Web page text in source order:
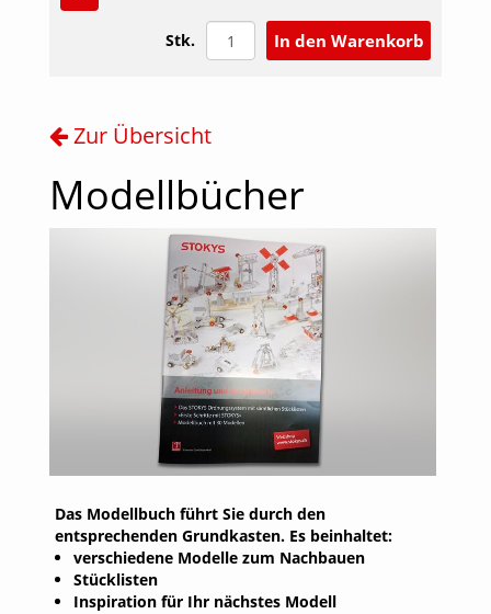
Stk.
Zur Übersicht
Modellbücher
Das Modellbuch führt Sie durch den
entsprechenden Grundkasten. Es beinhaltet:
verschiedene Modelle zum Nachbauen
Stücklisten
Inspiration für Ihr nächstes Modell